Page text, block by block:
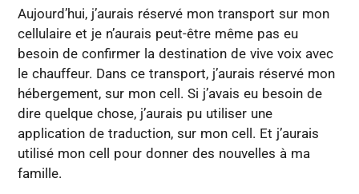
Aujourd’hui, j’aurais réservé mon transport sur mon
cellulaire et je n’aurais peut-être même pas eu
besoin de confirmer la destination de vive voix avec
le chauffeur. Dans ce transport, j’aurais réservé mon
hébergement, sur mon cell. Si j’avais eu besoin de
dire quelque chose, j’aurais pu utiliser une
application de traduction, sur mon cell. Et j’aurais
utilisé mon cell pour donner des nouvelles à ma
famille.